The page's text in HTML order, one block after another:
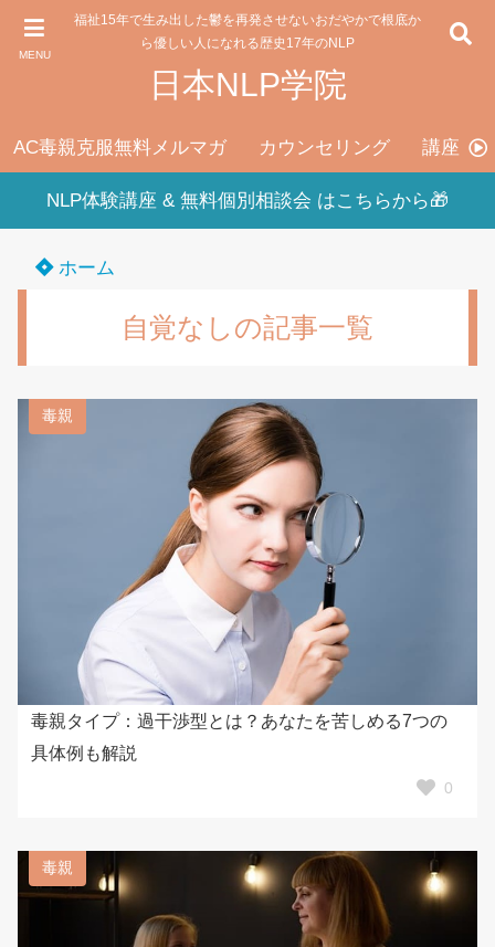
MENU
福祉15年で生み出した鬱を再発させないおだやかで根底か
ら優しい人になれる歴史17年のNLP
日本NLP学院
AC毒親克服無料メルマガ カウンセリング 講座料
NLP体験講座 & 無料個別相談会 はこちらから🎁
ホーム
自覚なしの記事一覧
毒親
毒親タイプ：過干渉型とは？あなたを苦しめる7つの
具体例も解説
0
毒親